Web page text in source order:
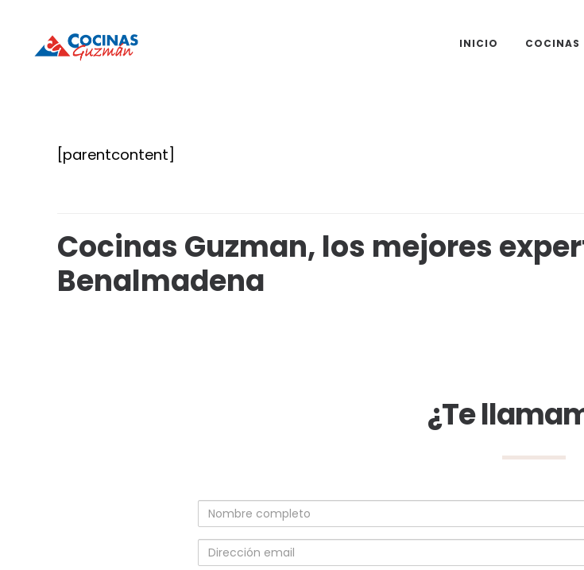
Cocinas
Cocinas INICIO COCINAS
[parentcontent]
Cocinas Guzman, los mejores
Benalmadena
¿Te
Nombre
completo
Dirección
email